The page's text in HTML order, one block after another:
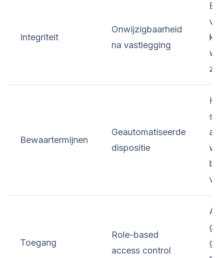
Integriteit
Onwijzigbaarheid
na vastlegging
Bewaartermijnen
Geautomatiseerde
dispositie
Toegang
Role-based
access control